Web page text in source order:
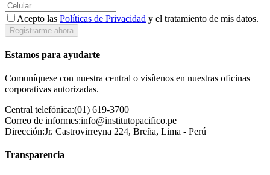
Acepto las Políticas de Privacidad y el tratamiento de mis datos.
Registrarme ahora
Estamos para ayudarte
Comuníquese con nuestra central o visítenos en nuestras oficinas
corporativas autorizadas.
Central telefónica:(01) 619-3700
Correo de informes:info@institutopacifico.pe
Dirección:Jr. Castrovirreyna 224, Breña, Lima - Perú
Transparencia